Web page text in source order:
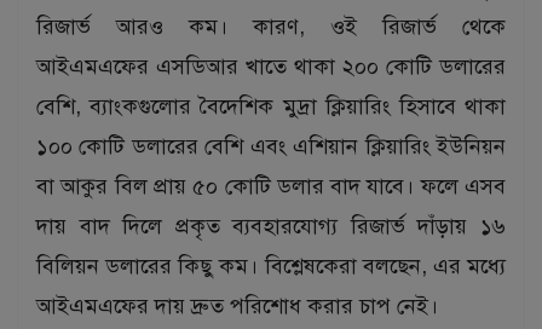
রিজার্ভ আরও কম। কারণ, ওই রিজার্ভ থেকে
আইএমএফের এসডিআর খাতে থাকা ২০০ কোটি ডলারের
বেশি, ব্যাংকগুলোর বৈদেশিক মুদ্রা ক্লিয়ারিং হিসাবে থাকা
১০০ কোটি ডলারের বেশি এবং এশিয়ান ক্লিয়ারিং ইউনিয়ন
বা আকুর বিল প্রায় ৫০ কোটি ডলার বাদ যাবে। ফলে এসব
দায় বাদ দিলে প্রকৃত ব্যবহারযোগ্য রিজার্ভ দাঁড়ায় ১৬
বিলিয়ন ডলারের কিছু কম। বিশ্লেষকেরা বলছেন, এর মধ্যে
আইএমএফের দায় দ্রুত পরিশোধ করার চাপ নেই।